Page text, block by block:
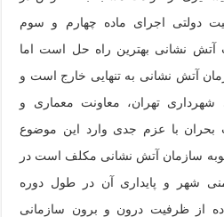
دولتی اجرای ماده چهارم و سوم
آتش نشانی بهترین راه حل است اما
آتش نشانی به تنهایی خارج است و
تهران، معاونت معماری و
با عزم جدی وارد این موضوع
سازمان آتش نشانی مکلف است در
شهر و پایداری آن در طول دوره
از ظرفیت درون و برون سازمانی